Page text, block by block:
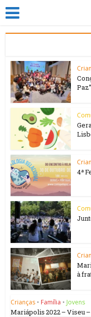
Paz”
4ª
à
Crianças • Família • Jovens
Mariápolis 2022 – Viseu –